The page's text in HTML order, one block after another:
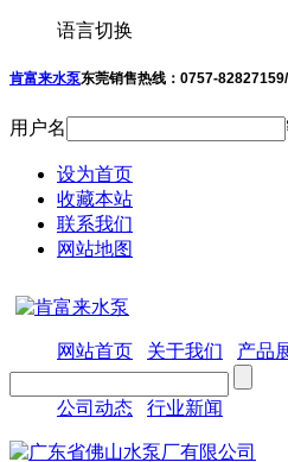
语言切换
肯富来水泵东莞销售热线： 0757-82827159/
用户名
设为首页
收藏本站
联系我们
网站地图
网站首页 关于我们 产品
公司动态 行业新闻